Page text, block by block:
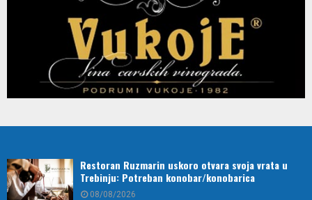
Restoran Ruzmarin uskoro otvara svoja vrata u
Trebinju: Potreban konobar/konobarica
08/08/2026